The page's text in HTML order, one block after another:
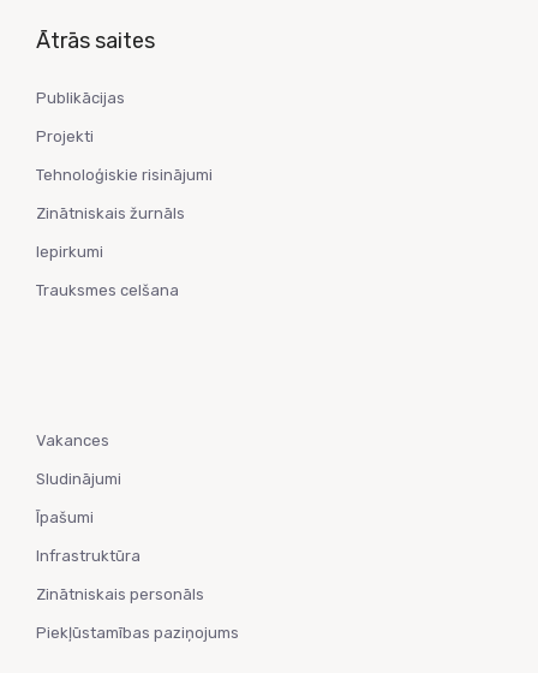
Ātrās saites
Publikācijas
Projekti
Tehnoloģiskie risinājumi
Zinātniskais žurnāls
Iepirkumi
Trauksmes celšana
Vakances
Sludinājumi
Īpašumi
Infrastruktūra
Zinātniskais personāls
Piekļūstamības paziņojums